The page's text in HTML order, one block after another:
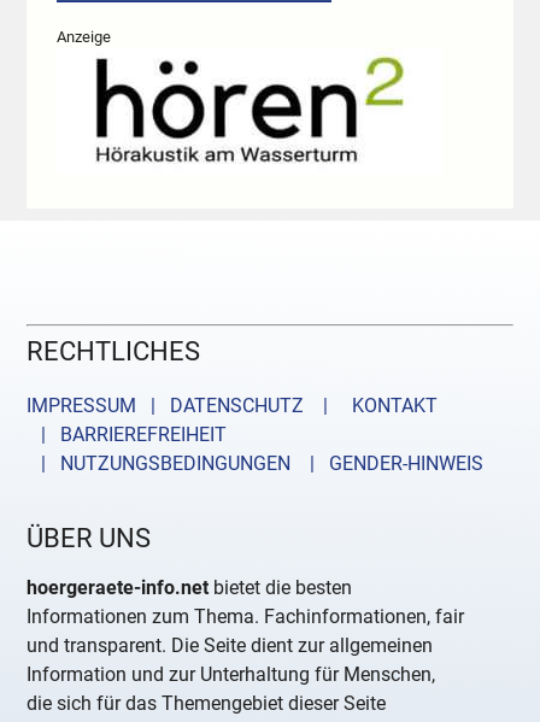
Anzeige
RECHTLICHES
IMPRESSUM | DATENSCHUTZ |
KONTAKT
| BARRIEREFREIHEIT
| NUTZUNGSBEDINGUNGEN
| GENDER-HINWEIS
ÜBER UNS
hoergeraete-info.net bietet die besten
Informationen zum Thema. Fachinformationen, fair
und transparent. Die Seite dient zur allgemeinen
Information und zur Unterhaltung für Menschen,
die sich für das Themengebiet dieser Seite